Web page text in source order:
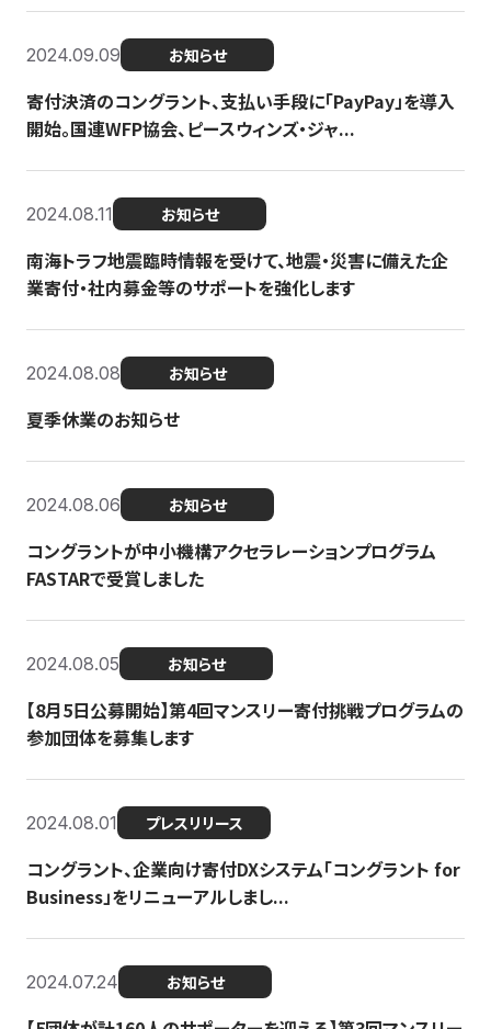
2024.09.09 お知らせ
寄付決済のコングラント、支払い手段に「PayPay」を導入
開始。国連WFP協会、ピースウィンズ・ジャ...
2024.08.11 お知らせ
南海トラフ地震臨時情報を受けて、地震・災害に備えた企
業寄付・社内募金等のサポートを強化します
2024.08.08 お知らせ
夏季休業のお知らせ
2024.08.06 お知らせ
コングラントが中小機構アクセラレーションプログラム
FASTARで受賞しました
2024.08.05 お知らせ
【8月5日公募開始】第4回マンスリー寄付挑戦プログラムの
参加団体を募集します
2024.08.01 プレスリリース
コングラント、企業向け寄付DXシステム「コングラント for
Business」をリニューアルしまし...
2024.07.24 お知らせ